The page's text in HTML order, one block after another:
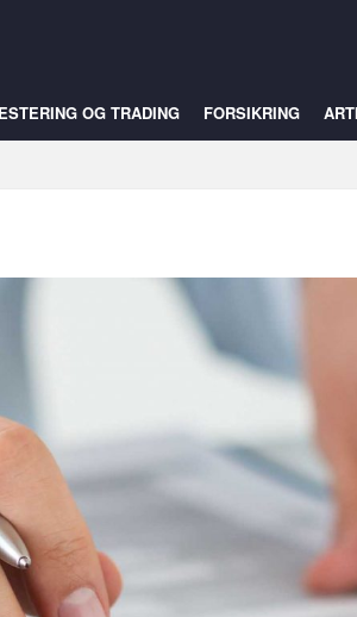
OG TRADING FORSIKRING